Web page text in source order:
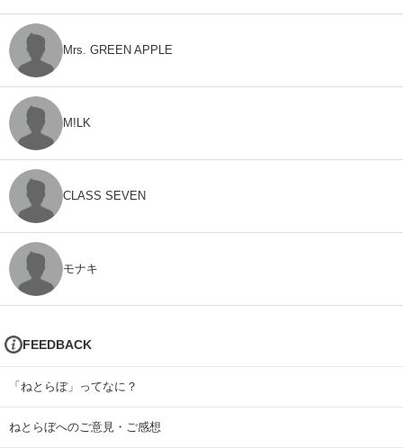
Mrs. GREEN APPLE
M!LK
CLASS SEVEN
モナキ
FEEDBACK
「ねとらぼ」ってなに？
ねとらぼへのご意見・ご感想